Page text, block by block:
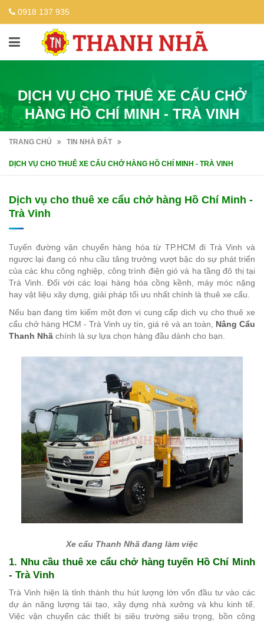
0918 137 935
DỊCH VỤ CHO THUÊ XE CẨU CHỞ
HÀNG HỒ CHÍ MINH - TRÀ VINH
TRANG CHỦ TIN NHÀ ĐẤT
DỊCH VỤ CHO THUÊ XE CẨU CHỞ HÀNG HỒ CHÍ MINH - TRÀ VINH
Dịch vụ cho thuê xe cẩu chở hàng Hồ Chí Minh -
Trà Vinh
Tuyến đường vận chuyển hàng hóa từ TP.HCM đi Trà Vinh và
ngược lại đang có nhu cầu tăng trưởng vượt bậc do sự phát triển
của các khu công nghiệp, công trình điện gió và hạ tầng đô thị tại
Trà Vinh. Đối với các loại hàng hóa cồng kềnh, máy móc nặng
hay vật liệu xây dựng, giải pháp tối ưu nhất chính là thuê xe cẩu.
Nếu bạn đang tìm kiếm một đơn vị cung cấp dịch vụ cho thuê xe
cẩu chở hàng HCM - Trà Vinh uy tín, giá rẻ và an toàn, Nâng Cẩu
Thanh Nhã chính là sự lựa chọn hàng đầu dành cho bạn.
Xe cẩu Thanh Nhã đang làm việc
1. Nhu cầu thuê xe cẩu chở hàng tuyến Hồ Chí Minh
- Trà Vinh
Trà Vinh hiện là tỉnh thành thu hút lượng lớn vốn đầu tư vào các
dự án năng lượng tái tạo, xây dựng nhà xưởng và khu kinh tế.
Việc vận chuyển các thiết bị siêu trường siêu trọng, bồn công